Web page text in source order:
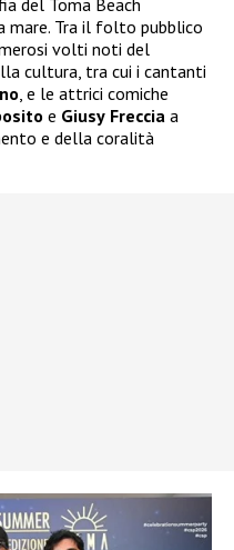
del Toma Beach
mare. Tra il folto pubblico
volti noti del
cultura, tra cui i cantanti
, e le attrici comiche
e Giusy Freccia a
e della coralità